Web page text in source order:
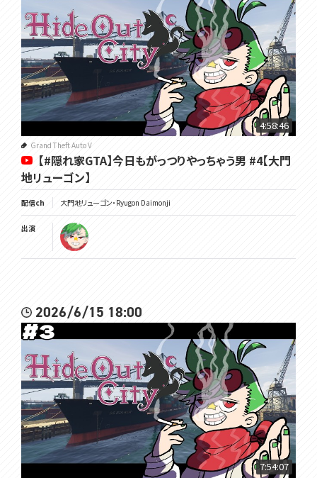
4:58:46
Grand Theft Auto V
【#隠れ家GTA】今日もがっつりやっちゃう男 #4【大門
地リューゴン】
配信ch 大門地リューゴン・Ryugon Daimonji
出演
2026/6/15 18:00
7:54:07